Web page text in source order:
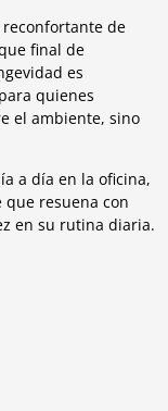
reconfortante de
final de
es
quienes
el ambiente, sino
a día en la oficina,
resuena con
en su rutina diaria.